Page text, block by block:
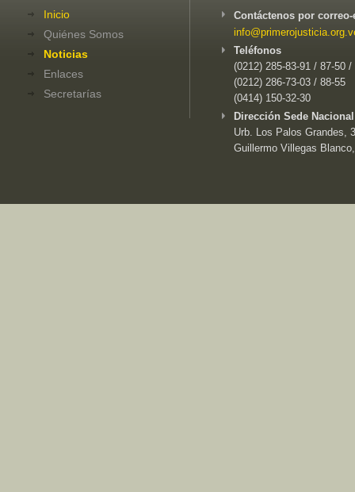
Inicio
Quiénes Somos
Noticias
Enlaces
Secretarías
Contáctenos por
Teléfonos
(0212) 285-83-91 / 87-50 /
(0212) 286-73-03 / 88-55
(0414) 150-32-30
Dirección Sede
Urb. Los Palos Grandes,
Guillermo Villegas